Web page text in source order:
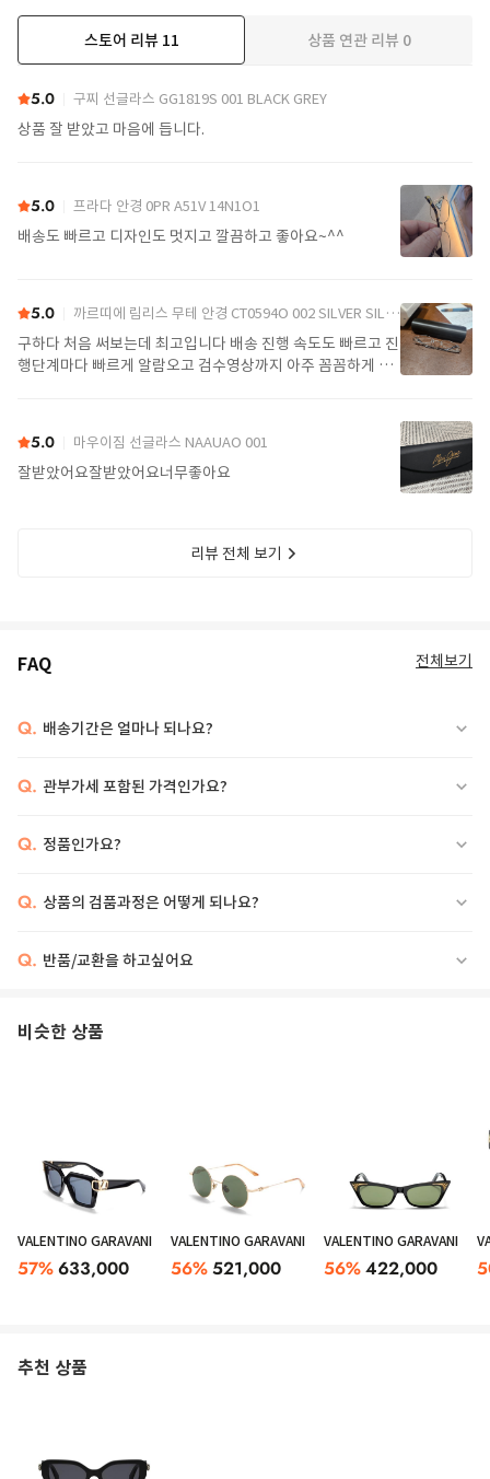
스토어 리뷰 11 상품 연관 리뷰 0
5.0 구찌 선글라스 GG1819S 001 BLACK GREY
상품 잘 받았고 마음에 듭니다.
5.0 프라다 안경 0PR A51V 14N1O1
배송도 빠르고 디자인도 멋지고 깔끔하고 좋아요~^^
5.0 까르띠에 림리스 무테 안경 CT0594O 002 SILVER SILVER TRANSPARENT
구하다 처음 써보는데 최고입니다 배송 진행 속도도 빠르고 진
행단계마다 빠르게 알람오고 검수영상까지 아주 꼼꼼하게 찍
5.0 마우이짐 선글라스 NAAUAO 001
잘받았어요잘받았어요너무좋아요
리뷰 전체 보기
FAQ 전체보기
Q. 배송기간은 얼마나 되나요?
Q. 관부가세 포함된 가격인가요?
Q. 정품인가요?
Q. 상품의 검품과정은 어떻게 되나요?
Q. 반품/교환을 하고싶어요
비슷한 상품
VALENTINO GARAVANI
57%633,000
VALENTINO GARAVANI
56%521,000
VALENTINO GARAVANI
56%422,000
추천 상품